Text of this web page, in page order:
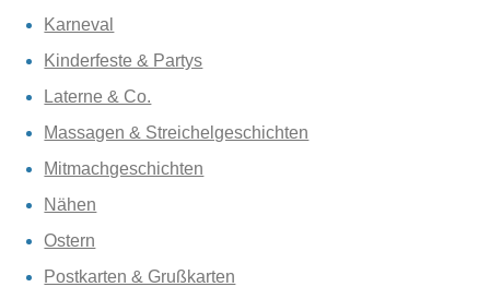
Karneval
Kinderfeste & Partys
Laterne & Co.
Massagen & Streichelgeschichten
Mitmachgeschichten
Nähen
Ostern
Postkarten & Grußkarten